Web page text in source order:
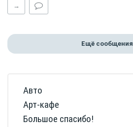
→
Ещё сообщения
Авто
Арт-кафе
Большое спасибо!